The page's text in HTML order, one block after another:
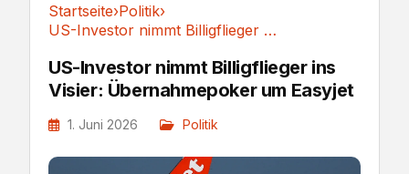
Startseite›Politik›
US-Investor nimmt Billigflieger ins Visier:...
US-Investor nimmt Billigflieger ins
Visier: Übernahmepoker um Easyjet
1. Juni 2026 Politik